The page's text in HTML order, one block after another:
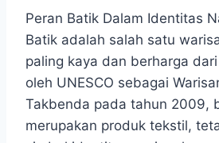
Peran Batik Dalam Identitas
Batik adalah salah satu
paling kaya dan berharga
oleh UNESCO sebagai
Takbenda pada tahun 2009,
merupakan produk tekstil,